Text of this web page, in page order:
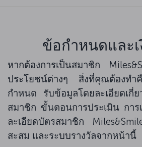
ข้อกำหนดและ
หากต้องการเป็นสมาชิก
ประโยชน์ต่างๆ สิ่งที่คุณต้องท
กำหนด รับข้อมูลโดยละเอียดเกี่ย
สมาชิก ขั้นตอนการประเมิน การ
ละเอียดบัตรสมาชิก
สะสม และระบบรางวัลจากหน้านี้